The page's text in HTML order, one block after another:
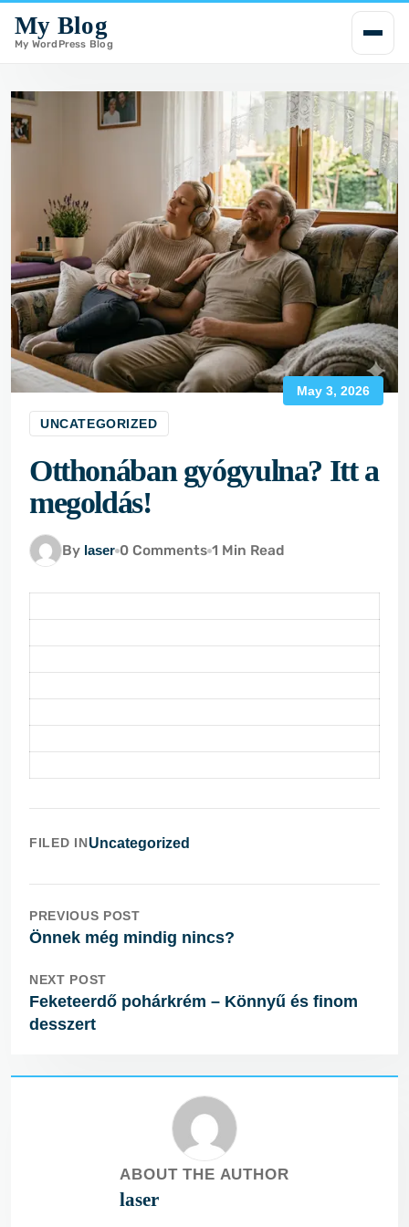
i
p
o
c
o
t
My Blog
My WordPress Blog
May 3, 2026
UNCATEGORIZED
Otthonában gyógyulna? Itt a
megoldás!
By laser 0 Comments 1 Min Read
FILED INUncategorized
PREVIOUS POST
Önnek még mindig nincs?
NEXT POST
Feketeerdő pohárkrém – Könnyű és finom
desszert
ABOUT THE AUTHOR
laser